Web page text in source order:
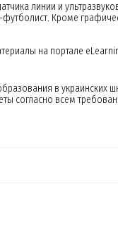
линии и
Кроме
на портале
в украинских
согласно всем